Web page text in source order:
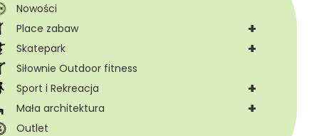
Nowości
+
Place zabaw
+
Skatepark
Siłownie Outdoor fitness
+
Sport i Rekreacja
+
Mała architektura
Outlet